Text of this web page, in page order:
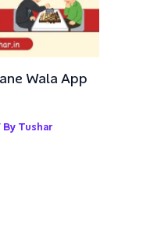
Wala App
By Tushar